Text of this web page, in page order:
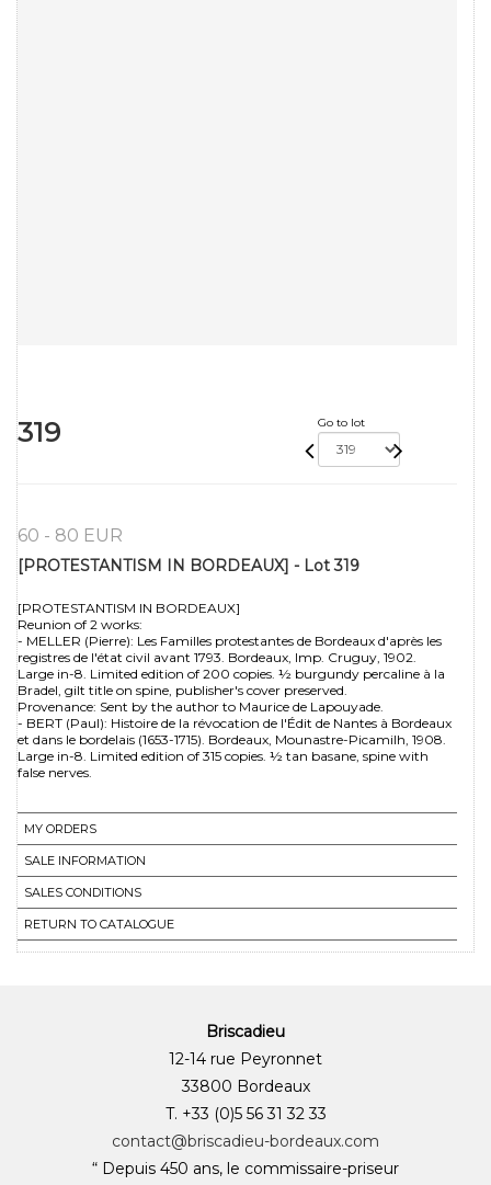
319 Go to lot
60 - 80 EUR
[PROTESTANTISM IN BORDEAUX] - Lot 319
[PROTESTANTISM IN BORDEAUX]
Reunion of 2 works:
- MELLER (Pierre): Les Familles protestantes de Bordeaux d'après les
registres de l'état civil avant 1793. Bordeaux, Imp. Cruguy, 1902.
Large in-8. Limited edition of 200 copies. ½ burgundy percaline à la
Bradel, gilt title on spine, publisher's cover preserved.
Provenance: Sent by the author to Maurice de Lapouyade.
- BERT (Paul): Histoire de la révocation de l'Édit de Nantes à Bordeaux
et dans le bordelais (1653-1715). Bordeaux, Mounastre-Picamilh, 1908.
Large in-8. Limited edition of 315 copies. ½ tan basane, spine with
false nerves.
MY ORDERS
SALE INFORMATION
SALES CONDITIONS
RETURN TO CATALOGUE
Briscadieu
12-14 rue Peyronnet
33800 Bordeaux
T. +33 (0)5 56 31 32 33
contact@briscadieu-bordeaux.com
“ Depuis 450 ans, le commissaire-priseur